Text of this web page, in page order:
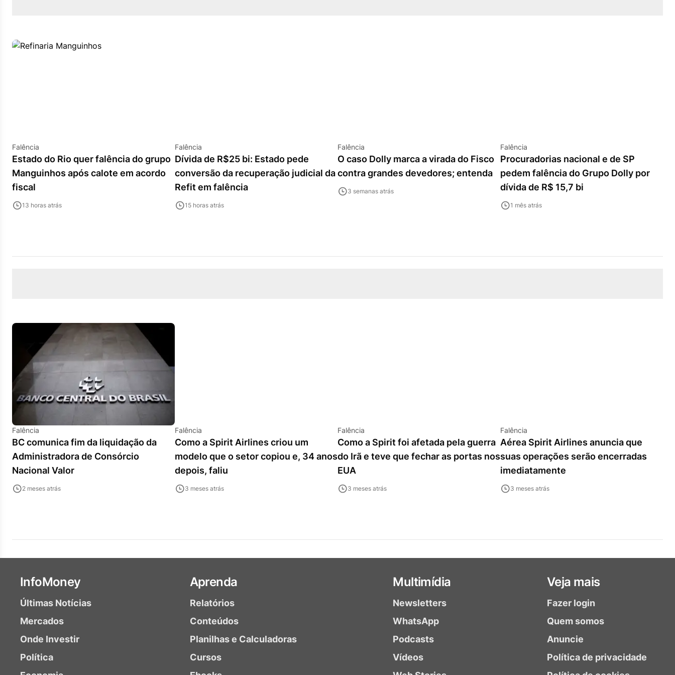
Falência
Estado do Rio quer falência do grupo
Manguinhos após calote em acordo
fiscal
13 horas atrás
Falência
Dívida de R$25 bi: Estado pede
conversão da recuperação judicial da
Refit em falência
15 horas atrás
Falência
O caso Dolly marca a virada do Fisco
contra grandes devedores; entenda
3 semanas atrás
Falência
Procuradorias nacional e de SP
pedem falência do Grupo Dolly por
dívida de R$ 15,7 bi
1 mês atrás
Falência
BC comunica fim da liquidação da
Administradora de Consórcio
Nacional Valor
2 meses atrás
Falência
Como a Spirit Airlines criou um
modelo que o setor copiou e, 34 anos
depois, faliu
3 meses atrás
Falência
Como a Spirit foi afetada pela guerra
do Irã e teve que fechar as portas nos
EUA
3 meses atrás
Falência
Aérea Spirit Airlines anuncia que
suas operações serão encerradas
imediatamente
3 meses atrás
InfoMoney
Últimas Notícias
Mercados
Onde Investir
Política
Aprenda
Relatórios
Conteúdos
Planilhas e Calculadoras
Cursos
Multimídia
Newsletters
WhatsApp
Podcasts
Vídeos
Veja mais
Fazer login
Quem somos
Anuncie
Política de privacidade